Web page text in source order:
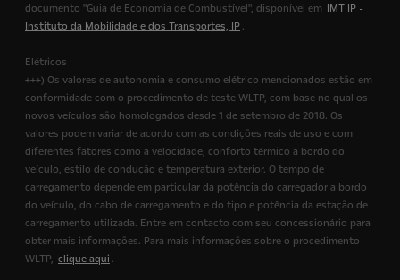
documento "Guia de Economia de Combustível", disponível em IMT IP -
Instituto da Mobilidade e dos Transportes, IP .
Elétricos
+++) Os valores de autonomia e consumo elétrico mencionados estão em
conformidade com o procedimento de teste WLTP, com base no qual os
novos veículos são homologados desde 1 de setembro de 2018. Os
valores podem variar de acordo com as condições reais de uso e com
diferentes fatores como a velocidade, conforto térmico a bordo do
veículo, estilo de condução e temperatura exterior. O tempo de
carregamento depende em particular da potência do carregador a bordo
do veículo, do cabo de carregamento e do tipo e potência da estação de
carregamento utilizada. Entre em contacto com seu concessionário para
obter mais informações. Para mais informações sobre o procedimento
WLTP, clique aqui .